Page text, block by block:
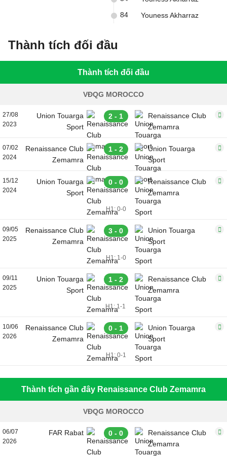
Youness Akharraz
84
Thành tích đối đầu
Thành tích đối đầu
VĐQG MOROCCO
27/08
2023
Union Touarga
Sport
2 - 1
Renaissance Club
Zemamra
07/02
2024
Renaissance Club
Zemamra
1 - 2
Union Touarga
Sport
15/12
2024
Union Touarga
Sport
0 - 0
Renaissance Club
Zemamra
H1: 0-0
09/05
2025
Renaissance Club
Zemamra
3 - 0
Union Touarga
Sport
H1: 1-0
09/11
2025
Union Touarga
Sport
1 - 2
Renaissance Club
Zemamra
H1: 1-1
10/06
2026
Renaissance Club
Zemamra
0 - 1
Union Touarga
Sport
H1: 0-1
Thành tích gần đây Renaissance Club Zemamra
VĐQG MOROCCO
06/07
2026
FAR Rabat 0 - 0
Renaissance Club
Zemamra